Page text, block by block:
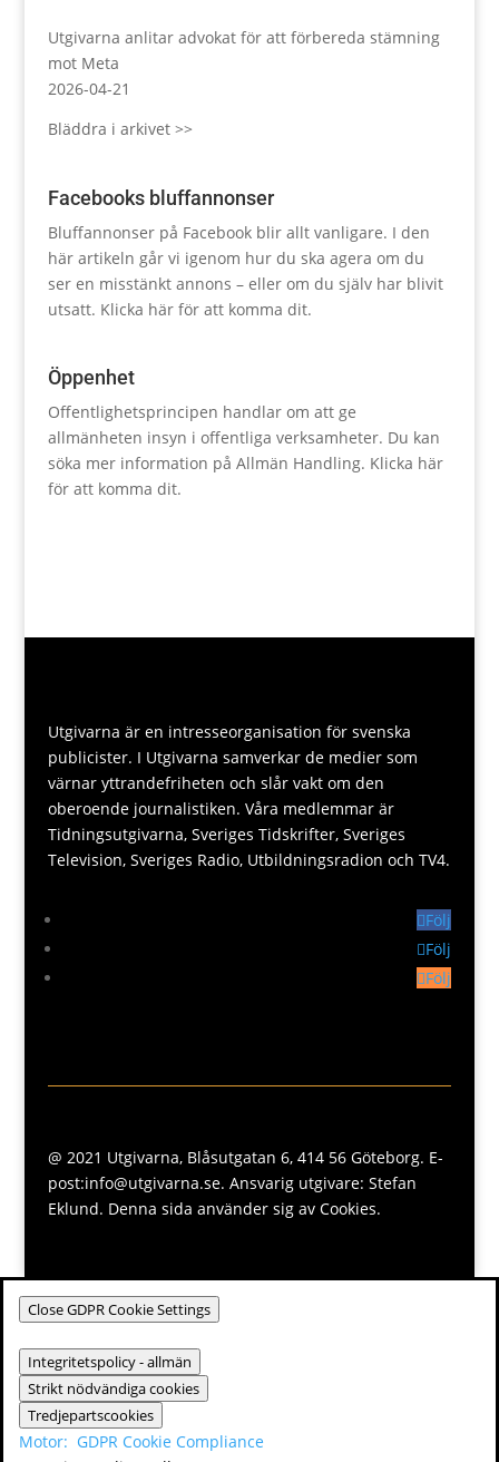
Utgivarna anlitar advokat för att förbereda stämning
mot Meta
2026-04-21
Bläddra i arkivet >>
Facebooks bluffannonser
Bluffannonser på Facebook blir allt vanligare. I den
här artikeln går vi igenom hur du ska agera om du
ser en misstänkt annons – eller om du själv har blivit
utsatt. Klicka här för att komma dit.
Öppenhet
Offentlighetsprincipen handlar om att ge
allmänheten insyn i offentliga verksamheter. Du kan
söka mer information på Allmän Handling. Klicka här
för att komma dit.
Utgivarna är en intresseorganisation för svenska
publicister. I Utgivarna samverkar de medier som
värnar yttrandefriheten och slår vakt om den
oberoende journalistiken. Våra medlemmar är
Tidningsutgivarna, Sveriges Tidskrifter, Sveriges
Television, Sveriges Radio, Utbildningsradion och TV4.
Följ
Följ
Följ
@ 2021 Utgivarna, Blåsutgatan 6, 414 56 Göteborg. E-
post:info@utgivarna.se. Ansvarig utgivare: Stefan
Eklund. Denna sida använder sig av Cookies.
Close GDPR Cookie Settings
Integritetspolicy - allmän
Strikt nödvändiga cookies
Tredjepartscookies
Motor: GDPR Cookie Compliance